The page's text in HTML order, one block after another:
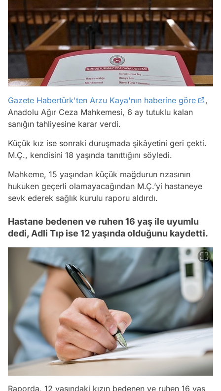
Gazete Habertürk'ten Arzu Kaya'nın haberine göre
,
Anadolu Ağır Ceza Mahkemesi, 6 ay tutuklu kalan
sanığın tahliyesine karar verdi.
Küçük kız ise sonraki duruşmada şikâyetini geri çekti.
M.Ç., kendisini 18 yaşında tanıttığını söyledi.
Mahkeme, 15 yaşından küçük mağdurun rızasının
hukuken geçerli olamayacağından M.Ç.’yi hastaneye
sevk ederek sağlık kurulu raporu aldırdı.
Hastane bedenen ve ruhen 16 yaş ile uyumlu
dedi, Adli Tıp ise 12 yaşında olduğunu kaydetti.
Raporda, 12 yaşındaki kızın bedenen ve ruhen 16 yaş